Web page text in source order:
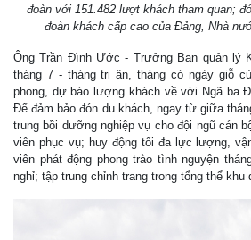
đoàn với 151.482 lượt khách tham quan;
đoàn khách cấp cao của Đảng, Nhà
Ông Trần Đình Ước - Trưởng Ban quản lý
tháng 7 - tháng tri ân, tháng có ngày giỗ
phong, dự báo lượng khách về với Ngã ba
Để đảm bảo đón du khách, ngay từ giữa
trung bồi dưỡng nghiệp vụ cho đội ngũ cán
viên phục vụ; huy động tối đa lực lượng,
viên phát động phong trào tình nguyện
nghỉ; tập trung chỉnh trang trong tổng thể khu